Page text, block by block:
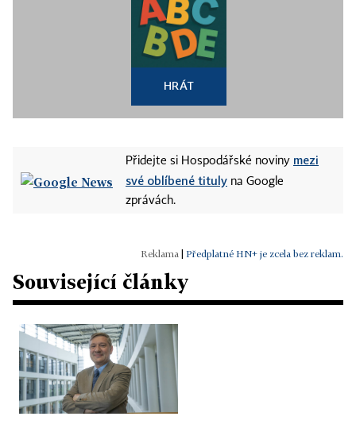
HRÁT
Přidejte si Hospodářské noviny mezi
své oblíbené tituly na Google
zprávách.
Předplatné HN+ je zcela bez reklam.
Související články